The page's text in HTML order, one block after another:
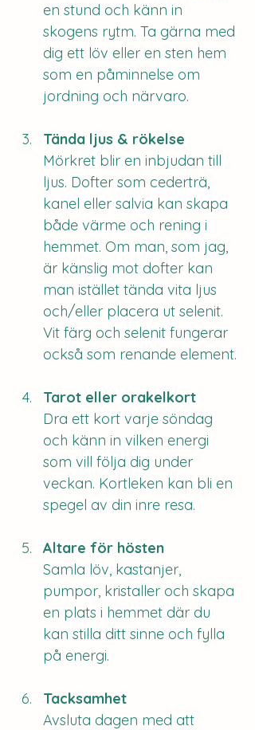
en stund och känn in
skogens rytm. Ta gärna med
dig ett löv eller en sten hem
som en påminnelse om
jordning och närvaro.
Tända ljus & rökelse
Mörkret blir en inbjudan till
ljus. Dofter som cederträ,
kanel eller salvia kan skapa
både värme och rening i
hemmet. Om man, som jag,
är känslig mot dofter kan
man istället tända vita ljus
och/eller placera ut selenit.
Vit färg och selenit fungerar
också som renande element.
Tarot eller orakelkort
Dra ett kort varje söndag
och känn in vilken energi
som vill följa dig under
veckan. Kortleken kan bli en
spegel av din inre resa.
Altare för hösten
Samla löv, kastanjer,
pumpor, kristaller och skapa
en plats i hemmet där du
kan stilla ditt sinne och fylla
på energi.
Tacksamhet
Avsluta dagen med att